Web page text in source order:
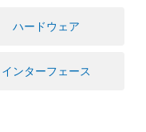
ハードウェア
インターフェース